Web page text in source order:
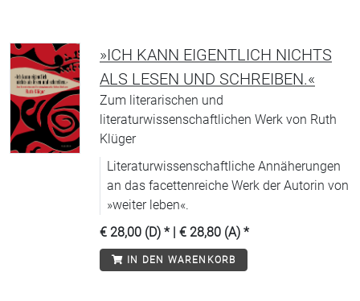
»ICH KANN EIGENTLICH NICHTS
ALS LESEN UND SCHREIBEN.«
Zum literarischen und
literaturwissenschaftlichen Werk von Ruth
Klüger
Literaturwissenschaftliche Annäherungen
an das facettenreiche Werk der Autorin von
»weiter leben«.
€ 28,00 (D) * | € 28,80 (A) *
IN DEN WARENKORB